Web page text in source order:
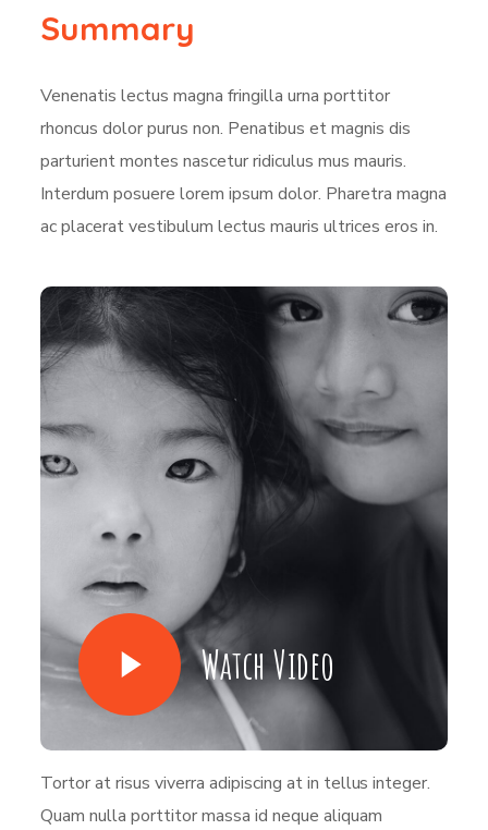
Summary
Venenatis lectus magna fringilla urna porttitor
rhoncus dolor purus non. Penatibus et magnis dis
parturient montes nascetur ridiculus mus mauris.
Interdum posuere lorem ipsum dolor. Pharetra magna
ac placerat vestibulum lectus mauris ultrices eros in.
Watch Video
Tortor at risus viverra adipiscing at in tellus integer.
Quam nulla porttitor massa id neque aliquam